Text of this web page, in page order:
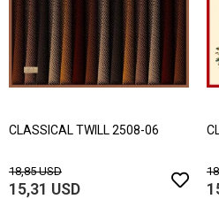
CLASSICAL TWILL 2508-06
18,85 USD
15,31 USD